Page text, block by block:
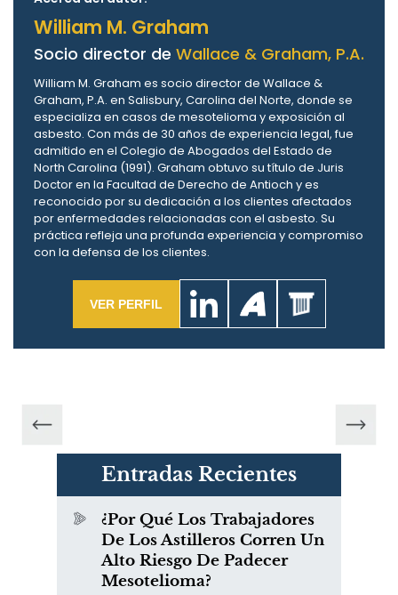
William M. Graham
Socio director de Wallace & Graham, P.A.
William M. Graham es socio director de Wallace &
Graham, P.A. en Salisbury, Carolina del Norte, donde se
especializa en casos de mesotelioma y exposición al
asbesto. Con más de 30 años de experiencia legal, fue
admitido en el Colegio de Abogados del Estado de
North Carolina (1991). Graham obtuvo su título de Juris
Doctor en la Facultad de Derecho de Antioch y es
reconocido por su dedicación a los clientes afectados
por enfermedades relacionadas con el asbesto. Su
práctica refleja una profunda experiencia y compromiso
con la defensa de los clientes.
VER PERFIL
Entradas Recientes
¿Por Qué Los Trabajadores
De Los Astilleros Corren Un
Alto Riesgo De Padecer
Mesotelioma?